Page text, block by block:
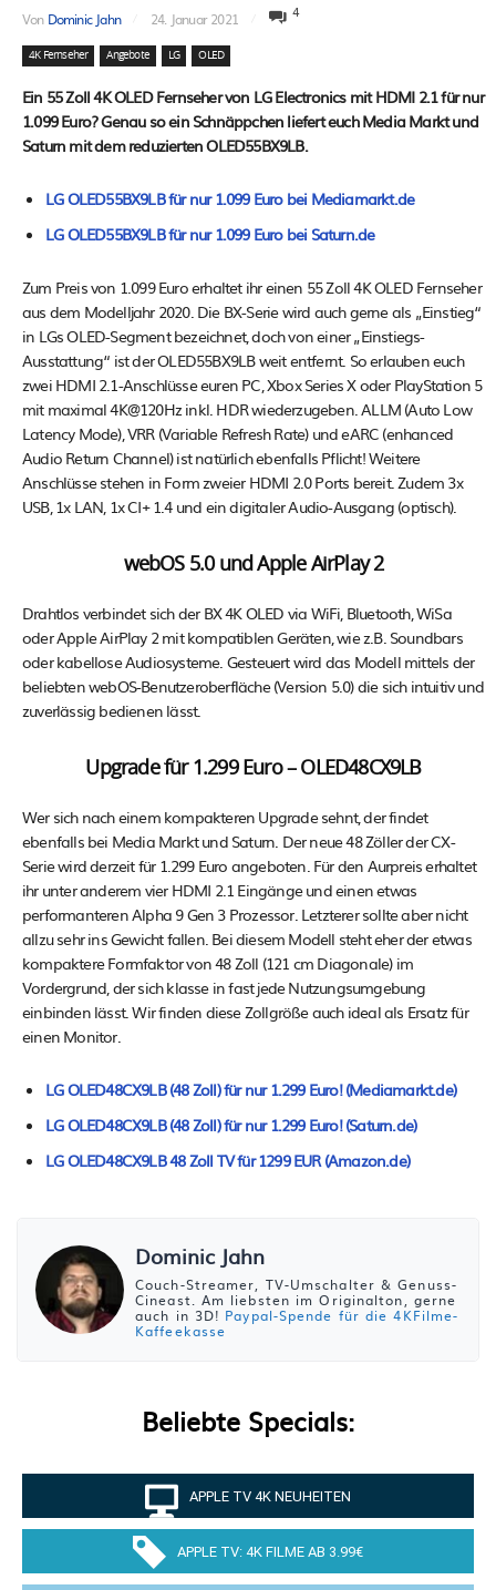
Von Dominic Jahn 24. Januar 2021 4
4K Fernseher Angebote LG OLED
Ein 55 Zoll 4K OLED Fernseher von LG Electronics mit HDMI 2.1 für nur
1.099 Euro? Genau so ein Schnäppchen liefert euch Media Markt und
Saturn mit dem reduzierten OLED55BX9LB.
LG OLED55BX9LB für nur 1.099 Euro bei Mediamarkt.de
LG OLED55BX9LB für nur 1.099 Euro bei Saturn.de
Zum Preis von 1.099 Euro erhaltet ihr einen 55 Zoll 4K OLED Fernseher
aus dem Modelljahr 2020. Die BX-Serie wird auch gerne als „Einstieg“
in LGs OLED-Segment bezeichnet, doch von einer „Einstiegs-
Ausstattung“ ist der OLED55BX9LB weit entfernt. So erlauben euch
zwei HDMI 2.1-Anschlüsse euren PC, Xbox Series X oder PlayStation 5
mit maximal 4K@120Hz inkl. HDR wiederzugeben. ALLM (Auto Low
Latency Mode), VRR (Variable Refresh Rate) und eARC (enhanced
Audio Return Channel) ist natürlich ebenfalls Pflicht! Weitere
Anschlüsse stehen in Form zweier HDMI 2.0 Ports bereit. Zudem 3x
USB, 1x LAN, 1x CI+ 1.4 und ein digitaler Audio-Ausgang (optisch).
webOS 5.0 und Apple AirPlay 2
Drahtlos verbindet sich der BX 4K OLED via WiFi, Bluetooth, WiSa
oder Apple AirPlay 2 mit kompatiblen Geräten, wie z.B. Soundbars
oder kabellose Audiosysteme. Gesteuert wird das Modell mittels der
beliebten webOS-Benutzeroberfläche (Version 5.0) die sich intuitiv und
zuverlässig bedienen lässt.
Upgrade für 1.299 Euro – OLED48CX9LB
Wer sich nach einem kompakteren Upgrade sehnt, der findet
ebenfalls bei Media Markt und Saturn. Der neue 48 Zöller der CX-
Serie wird derzeit für 1.299 Euro angeboten. Für den Aurpreis erhaltet
ihr unter anderem vier HDMI 2.1 Eingänge und einen etwas
performanteren Alpha 9 Gen 3 Prozessor. Letzterer sollte aber nicht
allzu sehr ins Gewicht fallen. Bei diesem Modell steht eher der etwas
kompaktere Formfaktor von 48 Zoll (121 cm Diagonale) im
Vordergrund, der sich klasse in fast jede Nutzungsumgebung
einbinden lässt. Wir finden diese Zollgröße auch ideal als Ersatz für
einen Monitor.
LG OLED48CX9LB (48 Zoll) für nur 1.299 Euro! (Mediamarkt.de)
LG OLED48CX9LB (48 Zoll) für nur 1.299 Euro! (Saturn.de)
LG OLED48CX9LB 48 Zoll TV für 1299 EUR (Amazon.de)
Dominic Jahn
Couch-Streamer, TV-Umschalter & Genuss-
Cineast. Am liebsten im Originalton, gerne
auch in 3D! Paypal-Spende für die 4KFilme-
Kaffeekasse
Beliebte Specials:
APPLE TV 4K NEUHEITEN
APPLE TV: 4K FILME AB 3.99€